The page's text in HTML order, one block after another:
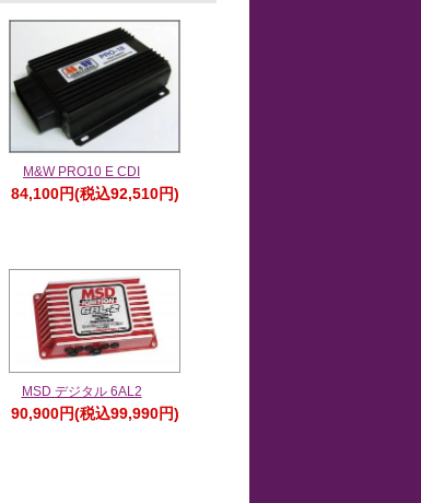
M&W PRO10 E CDI
84,100円(税込92,510円)
MSD デジタル 6AL2
90,900円(税込99,990円)